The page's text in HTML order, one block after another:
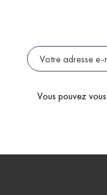
Vous pouvez